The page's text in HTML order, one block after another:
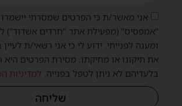
אני מאשר/ת כי הפרטים שמסרתי
"אמפסיס" (מפעילת אתר "חרדים אשדוד")
ומענה לפנייתי. ידוע לי כי אני רשאי/ת
את תיקונו או מחיקתו. מסירת הפרטים היא
בלעדיהם לא ניתן לטפל בפנייה. למדיניות
שליחה